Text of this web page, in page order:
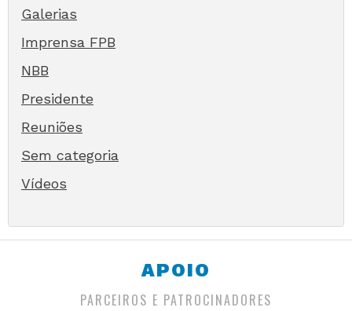
Galerias
Imprensa FPB
NBB
Presidente
Reuniões
Sem categoria
Vídeos
APOIO
PARCEIROS E PATROCINADORES